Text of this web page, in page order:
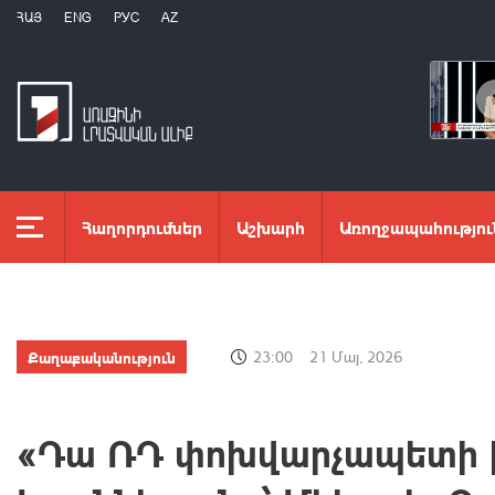
ՀԱՅ ENG РУС AZ
Հաղորդումներ Աշխարհ
Քաղաքականություն 23:00 21 Մայ, 2026
«Դա ՌԴ փոխվարչապետի